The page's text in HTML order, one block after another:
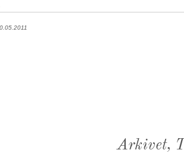
Arkivet,